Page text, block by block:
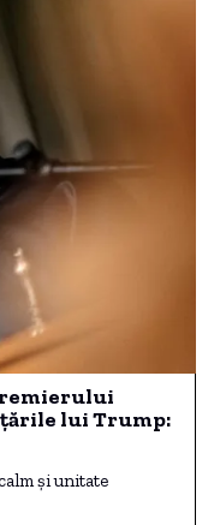
lui Trump:
și unitate